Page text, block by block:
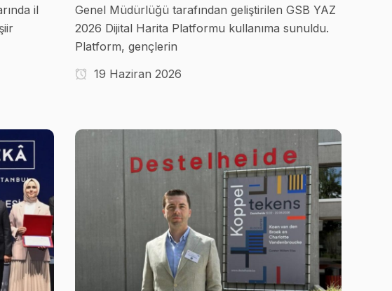
il
Genel Müdürlüğü tarafından geliştirilen GSB YAZ
2026 Dijital Harita Platformu kullanıma sunuldu.
Platform, gençlerin
19 Haziran 2026